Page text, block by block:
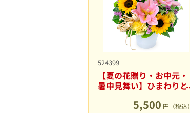
524399
【夏の花贈り・お中元・
暑中見舞い】ひまわりと
5,500 円（税込）